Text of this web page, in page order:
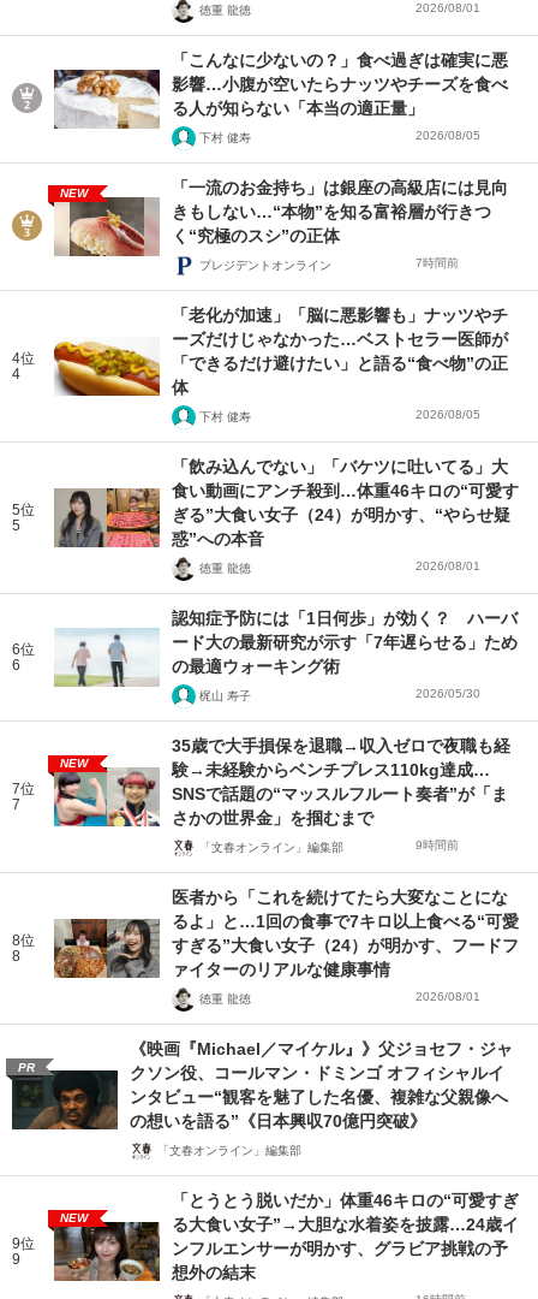
徳重 龍徳 2026/08/01
「こんなに少ないの？」食べ過ぎは確実に悪
影響…小腹が空いたらナッツやチーズを食べ
る人が知らない「本当の適正量」
下村 健寿 2026/08/05
NEW
「一流のお金持ち」は銀座の高級店には見向
きもしない…“本物”を知る富裕層が行きつ
く“究極のスシ”の正体
プレジデントオンライン 7時間前
4位
4
「老化が加速」「脳に悪影響も」ナッツやチ
ーズだけじゃなかった…ベストセラー医師が
「できるだけ避けたい」と語る“食べ物”の正
体
下村 健寿 2026/08/05
5位
5
「飲み込んでない」「バケツに吐いてる」大
食い動画にアンチ殺到…体重46キロの“可愛す
ぎる”大食い女子（24）が明かす、“やらせ疑
惑”への本音
徳重 龍徳 2026/08/01
6位
6
認知症予防には「1日何歩」が効く？ ハーバ
ード大の最新研究が示す「7年遅らせる」ため
の最適ウォーキング術
梶山 寿子 2026/05/30
7位
7
NEW
35歳で大手損保を退職→収入ゼロで夜職も経
験→未経験からベンチプレス110kg達成…
SNSで話題の“マッスルフルート奏者”が「ま
さかの世界金」を掴むまで
「文春オンライン」編集部 9時間前
8位
8
医者から「これを続けてたら大変なことにな
るよ」と…1回の食事で7キロ以上食べる“可愛
すぎる”大食い女子（24）が明かす、フードフ
ァイターのリアルな健康事情
徳重 龍徳 2026/08/01
PR
《映画『Michael／マイケル』》父ジョセフ・ジャ
クソン役、コールマン・ドミンゴ オフィシャルイ
ンタビュー“観客を魅了した名優、複雑な父親像へ
の想いを語る”《日本興収70億円突破》
「文春オンライン」編集部
9位
9
NEW
「とうとう脱いだか」体重46キロの“可愛すぎ
る大食い女子”→大胆な水着姿を披露…24歳イ
ンフルエンサーが明かす、グラビア挑戦の予
想外の結末